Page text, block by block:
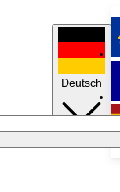
Deutsch